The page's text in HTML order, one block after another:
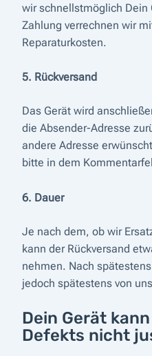
wir schnellstmöglich Dein
Zahlung verrechnen wir
Reparaturkosten.
5. Rückversand
Das Gerät wird
die Absender-Adresse
andere Adresse
bitte in dem
6. Dauer
Je nach dem, ob wir
kann der Rückversand
nehmen. Nach
jedoch spätestens von
Dein Gerät
Defekts nicht